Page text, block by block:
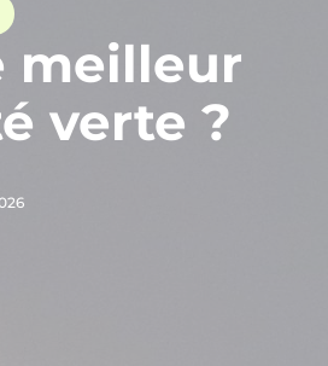
meilleur
verte ?